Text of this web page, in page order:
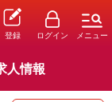
登録 ログイン メニュー
人情報